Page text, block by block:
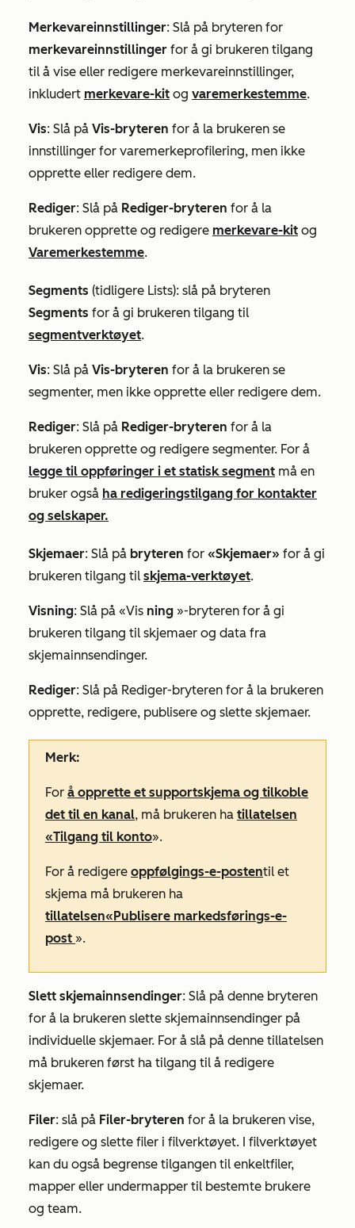
Merkevareinnstillinger: Slå på bryteren for
merkevareinnstillinger for å gi brukeren tilgang
til å vise eller redigere merkevareinnstillinger,
inkludert merkevare-kit og varemerkestemme.
Vis: Slå på Vis-bryteren for å la brukeren se
innstillinger for varemerkeprofilering, men ikke
opprette eller redigere dem.
Rediger: Slå på Rediger-bryteren for å la
brukeren opprette og redigere merkevare-kit og
Varemerkestemme.
Segments (tidligere Lists): slå på bryteren
Segments for å gi brukeren tilgang til
segmentverktøyet.
Vis: Slå på Vis-bryteren for å la brukeren se
segmenter, men ikke opprette eller redigere dem.
Rediger: Slå på Rediger-bryteren for å la
brukeren opprette og redigere segmenter. For å
legge til oppføringer i et statisk segment må en
bruker også ha redigeringstilgang for kontakter
og selskaper.
Skjemaer: Slå på bryteren for «Skjemaer» for å gi
brukeren tilgang til skjema-verktøyet.
Visning: Slå på «Vis ning »-bryteren for å gi
brukeren tilgang til skjemaer og data fra
skjemainnsendinger.
Rediger: Slå på Rediger-bryteren for å la brukeren
opprette, redigere, publisere og slette skjemaer.
Merk:
For å opprette et supportskjema og tilkoble
det til en kanal, må brukeren ha tillatelsen
«Tilgang til konto».
For å redigere oppfølgings-e-postentil et
skjema må brukeren ha
tillatelsen«Publisere markedsførings-e-
post ».
Slett skjemainnsendinger: Slå på denne bryteren
for å la brukeren slette skjemainnsendinger på
individuelle skjemaer. For å slå på denne tillatelsen
må brukeren først ha tilgang til å redigere
skjemaer.
Filer: slå på Filer-bryteren for å la brukeren vise,
redigere og slette filer i filverktøyet. I filverktøyet
kan du også begrense tilgangen til enkeltfiler,
mapper eller undermapper til bestemte brukere
og team.